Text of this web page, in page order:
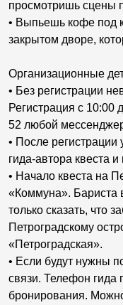
просмотришь сцены
• Выпьешь кофе под
закрытом дворе,
Организационные
• Без регистрации
Регистрация с 10:00
52 любой
• После регистрации
гида-автора квеста и
• Начало квеста на
«Коммуна». Бариста
только сказать, что
Петроградскому
«Петроградская».
• Если будут нужны
связи. Телефон гида
бронирования.